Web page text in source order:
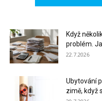
Když
problém.
22.7.2026
Ubytování
zimě, když